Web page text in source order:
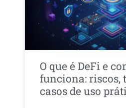
O que é DeFi e
funciona: riscos,
casos de uso